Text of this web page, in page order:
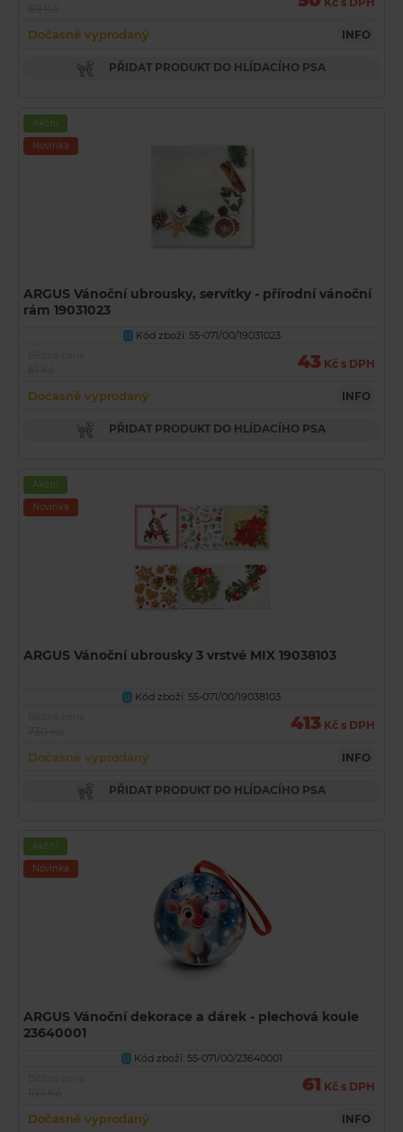
Dočasně vyprodaný INFO
PŘIDAT PRODUKT DO HLÍDACÍHO PSA
Akční
Novinka
ARGUS Vánoční ubrousky, servítky - přírodní vánoční
rám 19031023
U Kód zboží: 55-071/00/19031023
43 Kč s DPH
Dočasně vyprodaný INFO
PŘIDAT PRODUKT DO HLÍDACÍHO PSA
Akční
Novinka
ARGUS Vánoční ubrousky 3 vrstvé MIX 19038103
U
Kód zboží: 55-071/00/19038103
413 Kč s DPH
Dočasně vyprodaný INFO
PŘIDAT PRODUKT DO HLÍDACÍHO PSA
Akční
Novinka
ARGUS Vánoční dekorace a dárek - plechová koule
23640001
U Kód zboží: 55-071/00/23640001
61 Kč s DPH
Dočasně vyprodaný INFO